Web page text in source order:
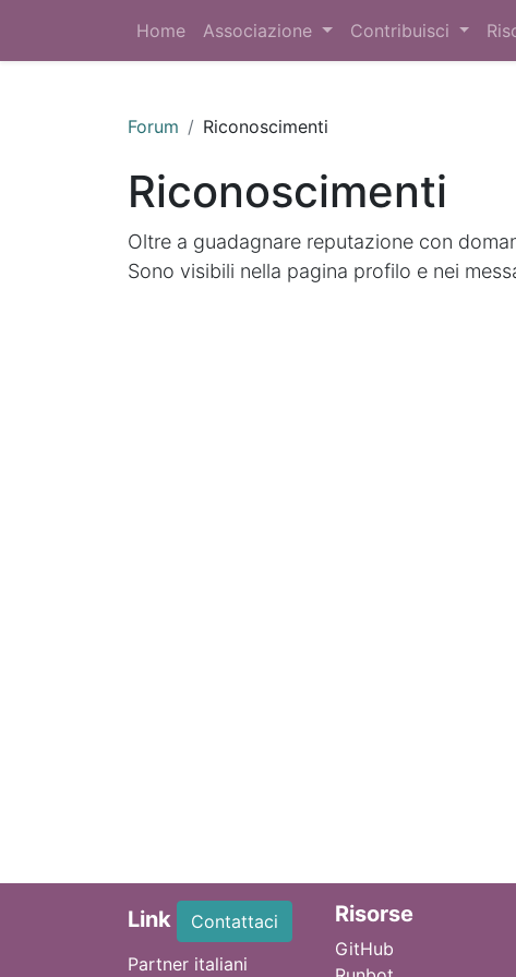
Home Associazione Contribuisci
Forum Riconoscimenti
Riconoscimenti
Oltre a guadagnare reputazione con
Sono visibili nella pagina profilo e nei
Link
Contattaci
Partner italiani
Risorse
GitHub